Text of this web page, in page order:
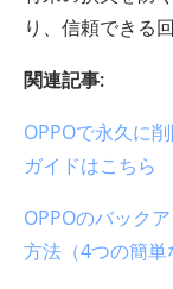
り、信頼できる
関連記事:
OPPOで永久に
ガイドはこちら
OPPOのバック
方法（4つの簡単